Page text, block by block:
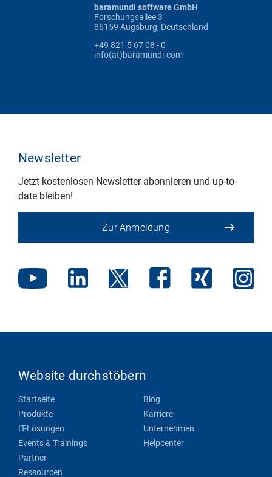
baramundi software GmbH
Forschungsallee 3
86159 Augsburg, Deutschland
+49 821 5 67 08 - 0
info(at)baramundi.com
Newsletter
Jetzt kostenlosen Newsletter abonnieren und up-to-
date bleiben!
Zur Anmeldung
Website durchstöbern
Startseite
Produkte
IT-Lösungen
Events & Trainings
Partner
Ressourcen
Blog
Karriere
Unternehmen
Helpcenter